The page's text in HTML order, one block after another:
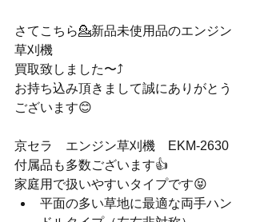
さてこちら💁新品未使用品のエンジン
草刈機
買取致しました〜⤴️
お持ち込み頂きまして誠にありがとう
ございます😊
京セラ　エンジン草刈機　EKM-2630
付属品も多数ございます👍
家庭用で扱いやすいタイプです😝
平面の多い草地に最適な両手ハン